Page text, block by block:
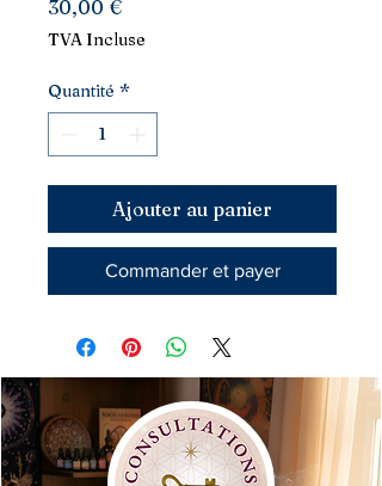
30,00 €Prix
TVA Incluse
Quantité *
Ajouter au panier
Commander et payer